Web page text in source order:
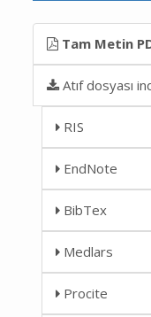
Tam Metin
Atıf dosyası
RIS
EndNote
BibTex
Medlars
Procite